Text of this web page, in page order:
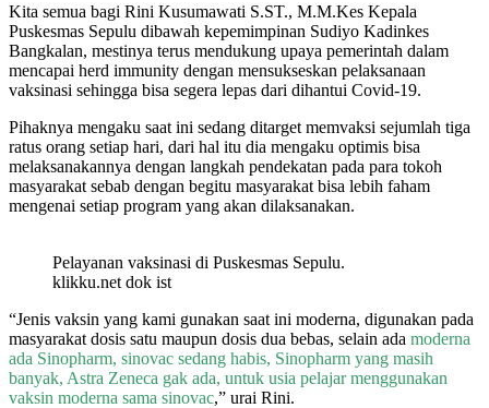
Kita semua bagi Rini Kusumawati S.ST., M.M.Kes Kepala
Puskesmas Sepulu dibawah kepemimpinan Sudiyo Kadinkes
Bangkalan, mestinya terus mendukung upaya pemerintah dalam
mencapai herd immunity dengan mensukseskan pelaksanaan
vaksinasi sehingga bisa segera lepas dari dihantui Covid-19.
Pihaknya mengaku saat ini sedang ditarget memvaksi sejumlah tiga
ratus orang setiap hari, dari hal itu dia mengaku optimis bisa
melaksanakannya dengan langkah pendekatan pada para tokoh
masyarakat sebab dengan begitu masyarakat bisa lebih faham
mengenai setiap program yang akan dilaksanakan.
Pelayanan vaksinasi di Puskesmas Sepulu.
klikku.net dok ist
“Jenis vaksin yang kami gunakan saat ini moderna, digunakan pada
masyarakat dosis satu maupun dosis dua bebas, selain ada moderna
ada Sinopharm, sinovac sedang habis, Sinopharm yang masih
banyak, Astra Zeneca gak ada, untuk usia pelajar menggunakan
vaksin moderna sama sinovac,” urai Rini.